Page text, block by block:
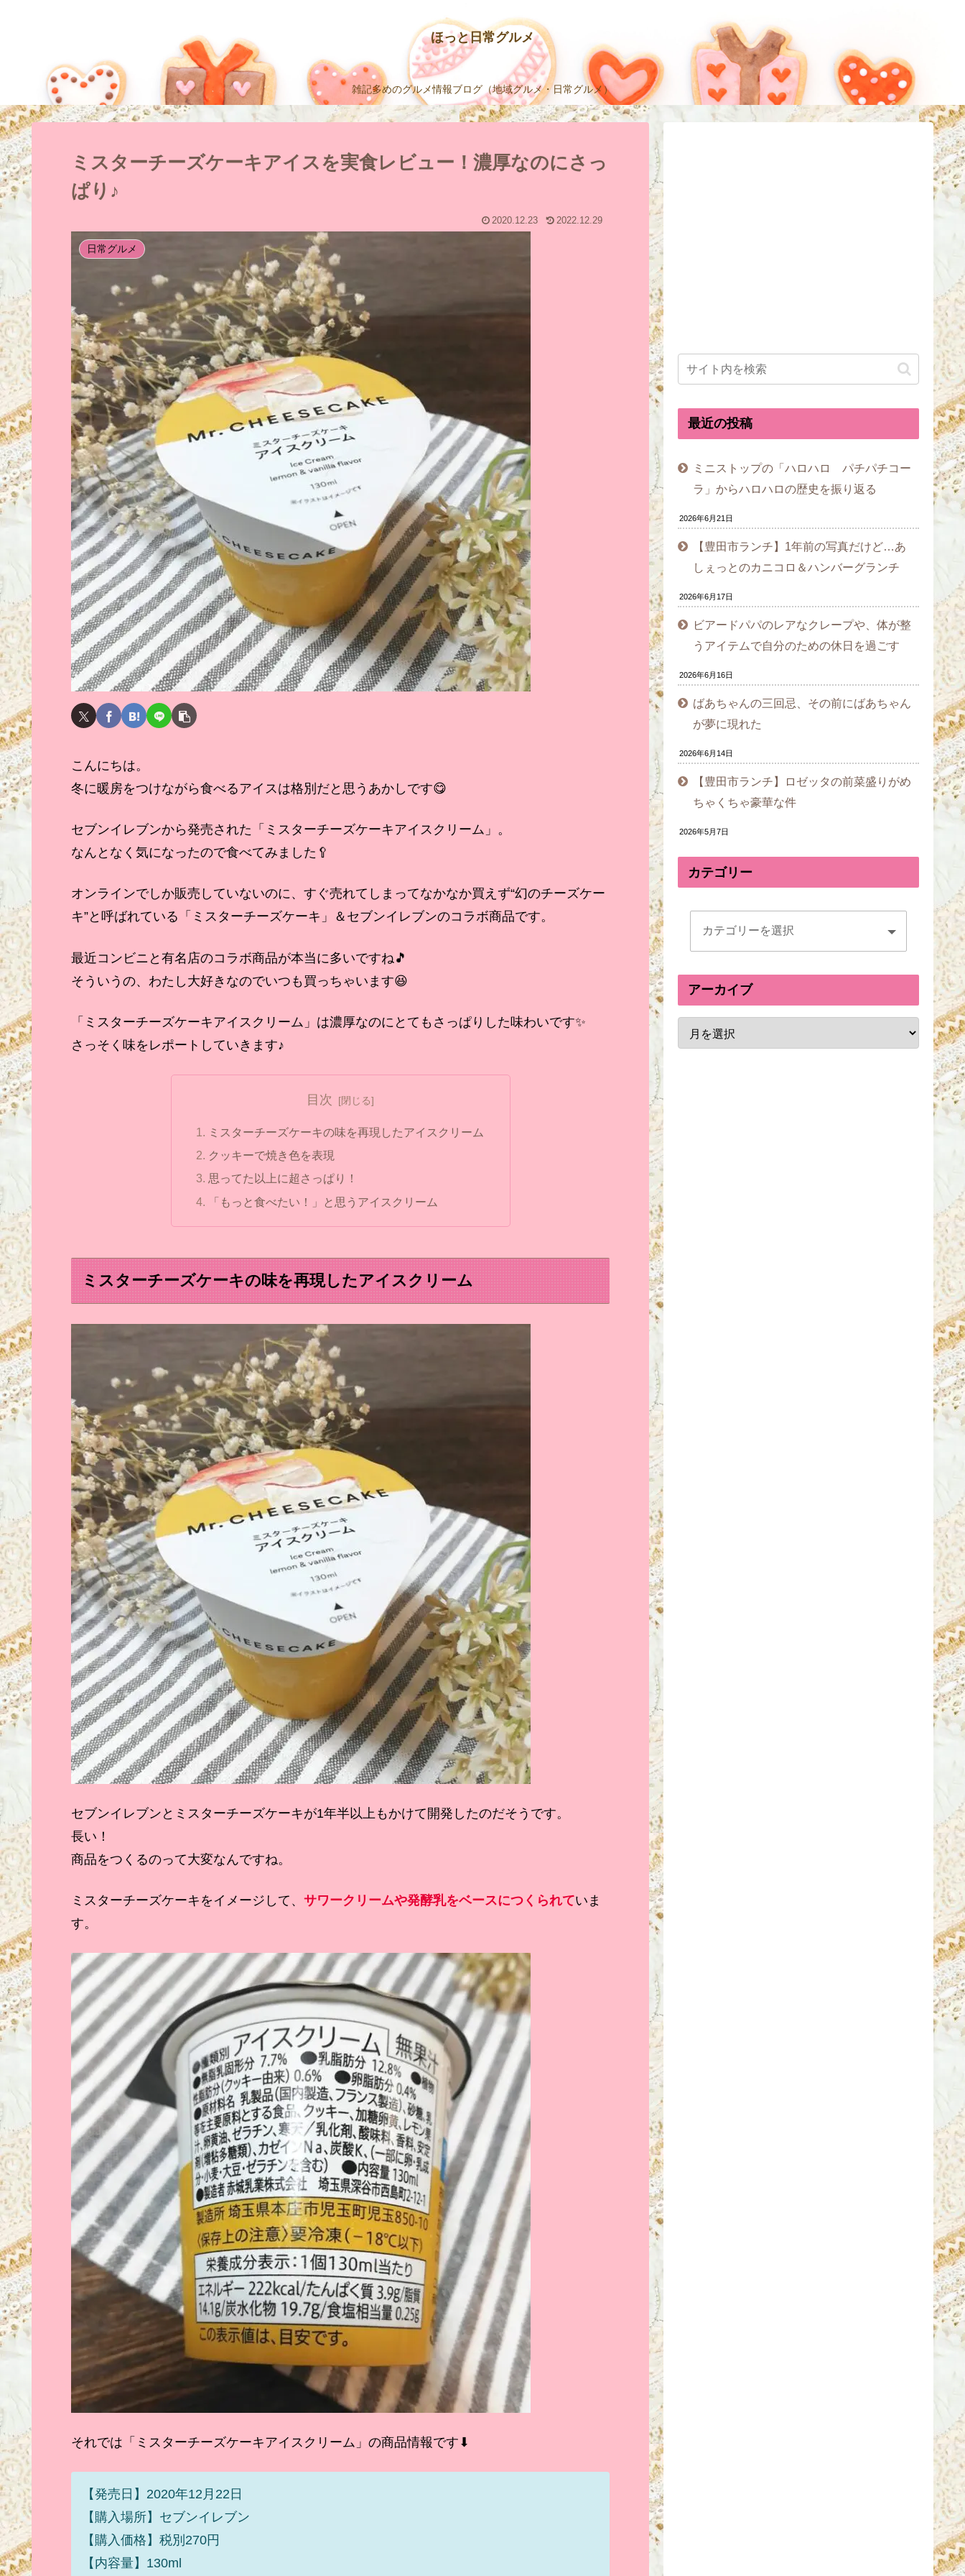
ほっと日常グルメ
雑記多めのグルメ情報ブログ（地域グルメ・日常グルメ）
ミスターチーズケーキアイスを実食レビュー！濃厚なのにさっ
ぱり♪
2020.12.23 2022.12.29
日常グルメ
こんにちは。
冬に暖房をつけながら食べるアイスは格別だと思うあかしです😋
セブンイレブンから発売された「ミスターチーズケーキアイスクリーム」。
なんとなく気になったので食べてみました🥄
オンラインでしか販売していないのに、すぐ売れてしまってなかなか買えず“幻のチーズケー
キ”と呼ばれている「ミスターチーズケーキ」＆セブンイレブンのコラボ商品です。
最近コンビニと有名店のコラボ商品が本当に多いですね🎵
そういうの、わたし大好きなのでいつも買っちゃいます😆
「ミスターチーズケーキアイスクリーム」は濃厚なのにとてもさっぱりした味わいです✨
さっそく味をレポートしていきます♪
目次
ミスターチーズケーキの味を再現したアイスクリーム
クッキーで焼き色を表現
思ってた以上に超さっぱり！
「もっと食べたい！」と思うアイスクリーム
ミスターチーズケーキの味を再現したアイスクリーム
セブンイレブンとミスターチーズケーキが1年半以上もかけて開発したのだそうです。
長い！
商品をつくるのって大変なんですね。
ミスターチーズケーキをイメージして、 サワークリームや発酵乳をベースにつくられていま
す。
それでは「ミスターチーズケーキアイスクリーム」の商品情報です⬇
【発売日】2020年12月22日
【購入場所】セブンイレブン
【購入価格】税別270円
【内容量】130ml
最近の投稿
ミニストップの「ハロハロ パチパチコー
ラ」からハロハロの歴史を振り返る
2026年6月21日
【豊田市ランチ】1年前の写真だけど…あ
しぇっとのカニコロ＆ハンバーグランチ
2026年6月17日
ビアードパパのレアなクレープや、体が整
うアイテムで自分のための休日を過ごす
2026年6月16日
ばあちゃんの三回忌、その前にばあちゃん
が夢に現れた
2026年6月14日
【豊田市ランチ】ロゼッタの前菜盛りがめ
ちゃくちゃ豪華な件
2026年5月7日
カテゴリー
アーカイブ